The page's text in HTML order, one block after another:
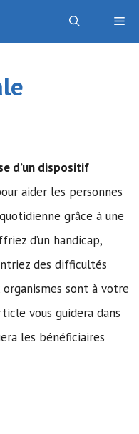
d’un dispositif
aider les personnes
grâce à une
d’un handicap,
des difficultés
sont à votre
vous guidera dans
les bénéficiaires